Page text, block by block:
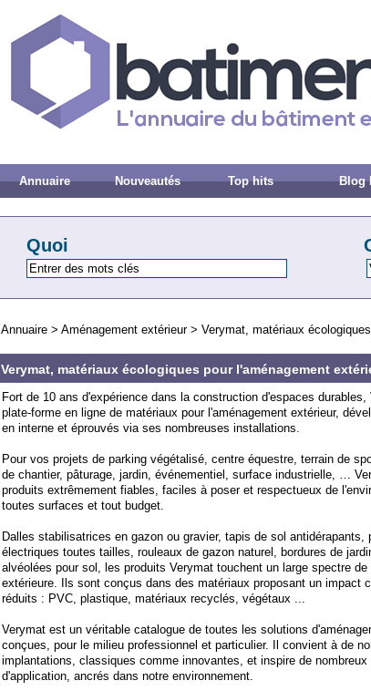
Annuaire Nouveautés Top hits Blog
Quoi
Annuaire > Aménagement extérieur> Verymat, matériaux
Verymat, matériaux écologiques pour l'aménagement
Fort de 10 ans d'expérience dans la construction d'espaces
plate-forme en ligne de matériaux pour l'aménagement extérieur,
en interne et éprouvés via ses nombreuses installations.
Pour vos projets de parking végétalisé, centre équestre, terrain de
de chantier, pâturage, jardin, événementiel, surface industrielle, …
produits extrêmement fiables, faciles à poser et respectueux de
toutes surfaces et tout budget.
Dalles stabilisatrices en gazon ou gravier, tapis de sol antidérapants,
électriques toutes tailles, rouleaux de gazon naturel, bordures de
alvéolées pour sol, les produits Verymat touchent un large spectre
extérieure. Ils sont conçus dans des matériaux proposant un impact
réduits : PVC, plastique, matériaux recyclés, végétaux ...
Verymat est un véritable catalogue de toutes les solutions
conçues, pour le milieu professionnel et particulier. Il convient à de
implantations, classiques comme innovantes, et inspire de nombreux
d'application, ancrés dans notre environnement.